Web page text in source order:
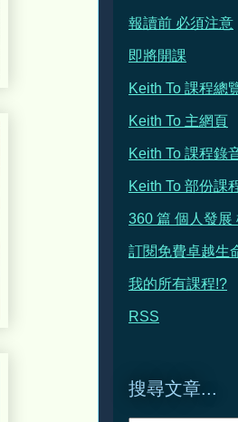
報讀前 必須注意
即將開課
Keith To 課程總
Keith To 主網頁
Keith To 課程錄
Keith To 部份課
360 篇 個人發展
訂閱免費卓越生
我的所有課程!?
RSS
搜尋文章...